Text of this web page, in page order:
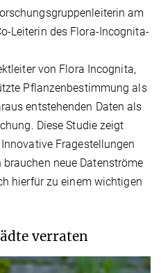
am
Leiterin des Flora-Incognita-
von Flora Incognita,
Pflanzenbestimmung als
entstehenden Daten als
Diese Studie zeigt
Fragestellungen
neue Datenströme
hierfür zu einem wichtigen
verraten